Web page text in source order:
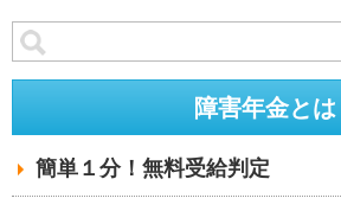
障害年金とは
簡単１分！無料受給判定